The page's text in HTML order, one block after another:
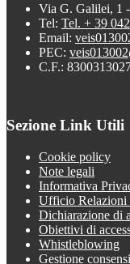
Via G. Galilei, 1
Tel: Tel. + 39
Email:
PEC:
C.F.:
Sezione Link Utili
Cookie policy
Note legali
Informativa
Ufficio Relazioni
Dichiarazione di
Obiettivi di
Whistleblowing
Gestione